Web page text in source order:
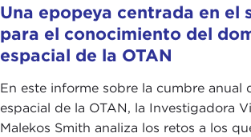
Una epopeya centrada en el
para el conocimiento del
espacial de la OTAN
En este informe sobre la cumbre anual
espacial de la OTAN, la Investigadora
Malekos Smith analiza los retos a los